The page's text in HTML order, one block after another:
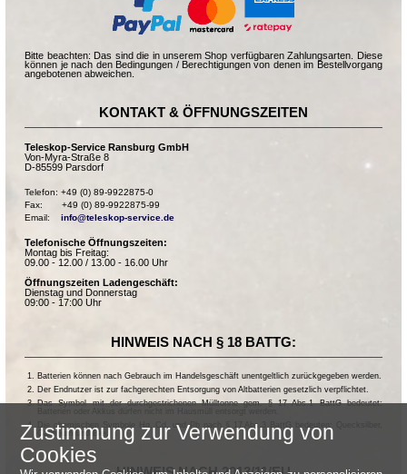
Bitte beachten: Das sind die in unserem Shop verfügbaren Zahlungsarten. Diese
können je nach den Bedingungen / Berechtigungen von denen im Bestellvorgang
angebotenen abweichen.
KONTAKT & ÖFFNUNGSZEITEN
Teleskop-Service Ransburg GmbH
Von-Myra-Straße 8
D-85599 Parsdorf
Telefon: +49 (0) 89-9922875-0
Fax:       +49 (0) 89-9922875-99
Email: info@teleskop-service.de
Telefonische Öffnungszeiten:
Montag bis Freitag:
09.00 - 12.00 / 13.00 - 16.00 Uhr
Öffnungszeiten Ladengeschäft:
Dienstag und Donnerstag
09:00 - 17:00 Uhr
HINWEIS NACH § 18 BATTG:
Batterien können nach Gebrauch im Handelsgeschäft unentgeltlich zurückgegeben werden.
Der Endnutzer ist zur fachgerechten Entsorgung von Altbatterien gesetzlich verpflichtet.
Das Symbol mit der durchgestrichenen Mülltonne gem. § 17 Abs.1 BattG bedeutet:
Die chemischen Symbole Hg, Cd, und Pb nach § 17 Abs.3 BattG bedeuten: Quecksilber,
Cadmium und Blei.
Zustimmung zur Verwendung von
Cookies